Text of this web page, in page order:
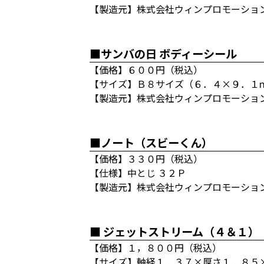
【製造元】株式会社ウィンプロモーショ
■サンバの日 ボディーシール
【価格】６００円（税込）
【サイズ】Ｂ８サイズ（６．４×９．１
【製造元】株式会社ウィンプロモーショ
■ノート（スビーくん）
【価格】３３０円（税込）
【仕様】中とじ ３２Ｐ
【製造元】株式会社ウィンプロモーショ
■ ジェットストリーム（４＆１）
【価格】１，８００円（税込）